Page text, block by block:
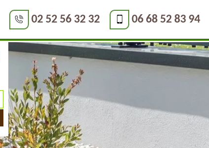
02 52 56 32 32 06 68 52 83 94